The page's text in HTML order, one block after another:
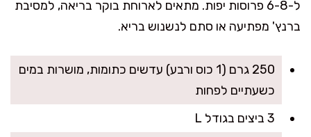
ל-6-8 פרוסות יפות. מתאים לארוחת בוקר בריאה, למסיבת
ברנץ' מפתיעה או סתם לנשנוש בריא.
250 גרם (1 כוס ורבע) עדשים כתומות, מושרות במים
כשעתיים לפחות
3 ביצים בגודל L